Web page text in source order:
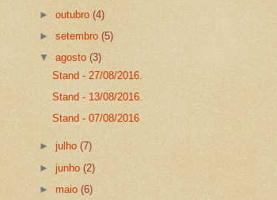
►outubro (4)
►setembro(5)
▼agosto(3)
Stand - 27/08/2016.
Stand - 13/08/2016.
Stand - 07/08/2016
►julho(7)
►junho(2)
►maio(6)